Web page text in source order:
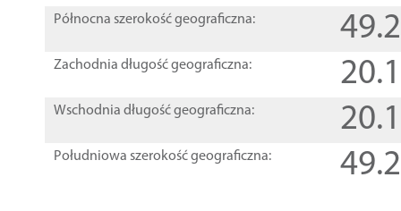
Północna szerokość geograficzna:
Zachodnia długość geograficzna:
Wschodnia długość geograficzna:
Południowa szerokość geograficzna: